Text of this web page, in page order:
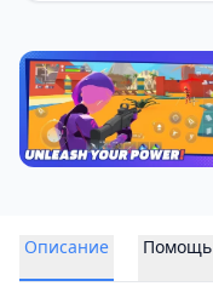
Описание Помощь